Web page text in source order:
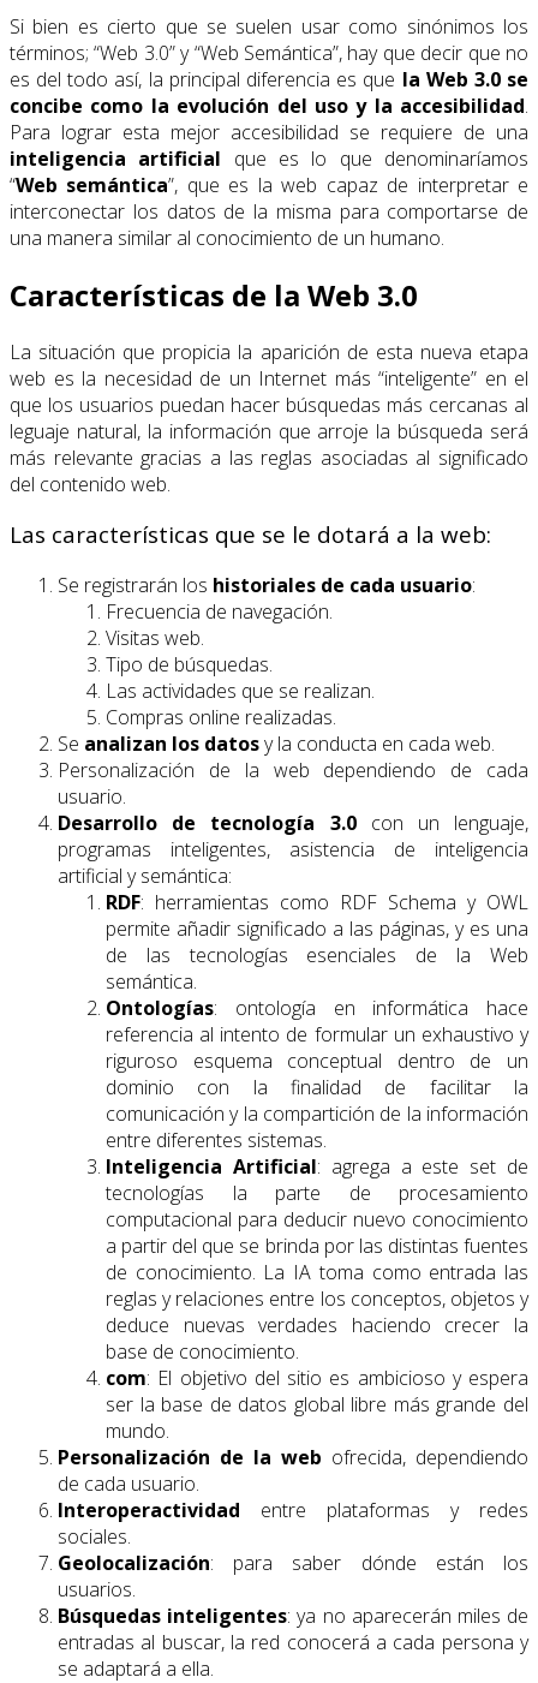
Si bien es cierto que se suelen usar como sinónimos los
términos; “Web 3.0” y “Web Semántica”, hay que decir que no
es del todo así, la principal diferencia es que la Web 3.0 se
concibe como la evolución del uso y la accesibilidad.
Para lograr esta mejor accesibilidad se requiere de una
inteligencia artificial que es lo que denominaríamos
“Web semántica”, que es la web capaz de interpretar e
interconectar los datos de la misma para comportarse de
una manera similar al conocimiento de un humano.
Características de la Web 3.0
La situación que propicia la aparición de esta nueva etapa
web es la necesidad de un Internet más “inteligente” en el
que los usuarios puedan hacer búsquedas más cercanas al
leguaje natural, la información que arroje la búsqueda será
más relevante gracias a las reglas asociadas al significado
del contenido web.
Las características que se le dotará a la web:
Se registrarán los historiales de cada usuario:
Frecuencia de navegación.
Visitas web.
Tipo de búsquedas.
Las actividades que se realizan.
Compras online realizadas.
Se analizan los datosy la conducta en cada web.
Personalización de la web dependiendo de cada
usuario.
Desarrollo de tecnología 3.0con un lenguaje,
programas inteligentes, asistencia de inteligencia
artificial y semántica:
RDF: herramientas como RDF Schema y OWL
permite añadir significado a las páginas, y es una
de las tecnologías esenciales de la Web
semántica.
Ontologías: ontología en informática hace
referencia al intento de formular un exhaustivo y
riguroso esquema conceptual dentro de un
dominio con la finalidad de facilitar la
comunicación y la compartición de la información
entre diferentes sistemas.
Inteligencia Artificial: agrega a este set de
tecnologías la parte de procesamiento
computacional para deducir nuevo conocimiento
a partir del que se brinda por las distintas fuentes
de conocimiento. La IA toma como entrada las
reglas y relaciones entre los conceptos, objetos y
deduce nuevas verdades haciendo crecer la
base de conocimiento.
com: El objetivo del sitio es ambicioso y espera
ser la base de datos global libre más grande del
mundo.
Personalización de la web ofrecida, dependiendo
de cada usuario.
Interoperactividad entre plataformas y redes
sociales.
Geolocalización: para saber dónde están los
usuarios.
Búsquedas inteligentes: ya no aparecerán miles de
entradas al buscar, la red conocerá a cada persona y
se adaptará a ella.